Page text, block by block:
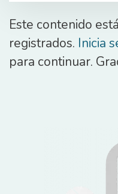
Este contenido
registrados. Inicia
para continuar.